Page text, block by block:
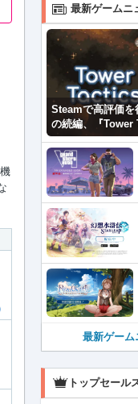
最新ゲームニ
Steamで高評価
の続編、『Tower
に早期アクセス開
最新ゲーム
トップセール